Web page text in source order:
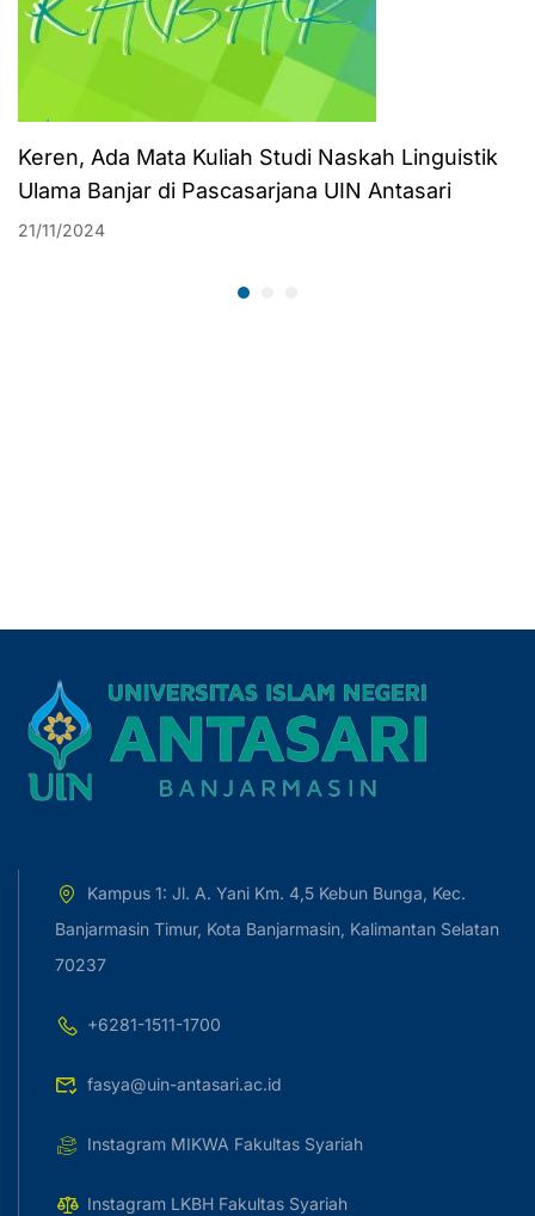
Keren, Ada Mata Kuliah Studi Naskah Linguistik
Ulama Banjar di Pascasarjana UIN Antasari
21/11/2024
Kampus 1: Jl. A. Yani Km. 4,5 Kebun Bunga, Kec.
Banjarmasin Timur, Kota Banjarmasin, Kalimantan Selatan
70237
+6281-1511-1700
fasya@uin-antasari.ac.id
Instagram MIKWA Fakultas Syariah
Instagram LKBH Fakultas Syariah